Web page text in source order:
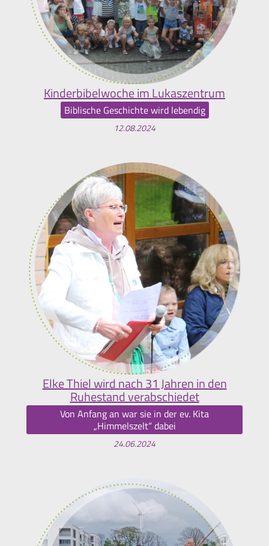
Kinderbibelwoche im Lukaszentrum
Biblische Geschichte wird lebendig
12.08.2024
Elke Thiel wird nach 31 Jahren in den
Ruhestand verabschiedet
Von Anfang an war sie in der ev. Kita
„Himmelszelt“ dabei
24.06.2024